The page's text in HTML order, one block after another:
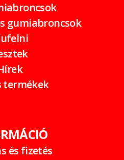
gumiabroncsok
termékek
és fizetés